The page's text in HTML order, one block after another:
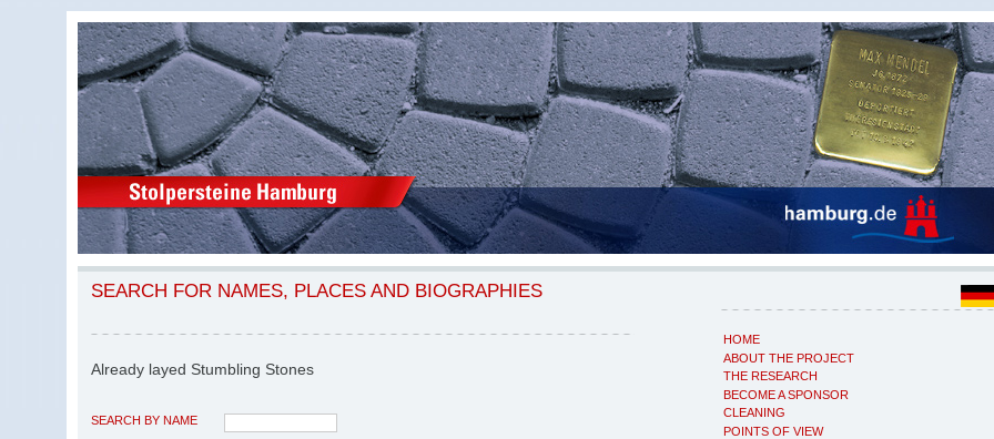
HOME
ABOUT THE PROJECT
THE RESEARCH
BECOME A SPONSOR
CLEANING
POINTS OF VIEW
SEARCH FOR NAMES, PLACES AND BIOGRAPHIES
Already layed Stumbling Stones
SEARCH BY NAME